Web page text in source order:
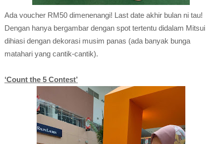
Ada voucher RM50 dimenenangi! Last date akhir bulan ni tau!
Dengan hanya bergambar dengan spot tertentu didalam Mitsui
dihiasi dengan dekorasi musim panas (ada banyak bunga
matahari yang cantik-cantik).
‘Count the 5 Contest’